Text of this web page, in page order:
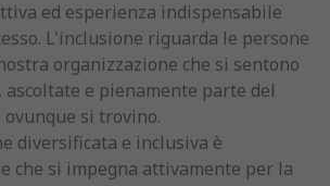
ed esperienza indispensabile
L'inclusione riguarda le persone
organizzazione che si sentono
e pienamente parte del
si trovino.
diversificata e inclusiva è
che si impegna attivamente per la